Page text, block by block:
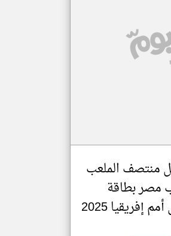
مصادر الأخبار من موريتانيا
منتصف الملعب
مصر بطاقة
إفريقيا 2025